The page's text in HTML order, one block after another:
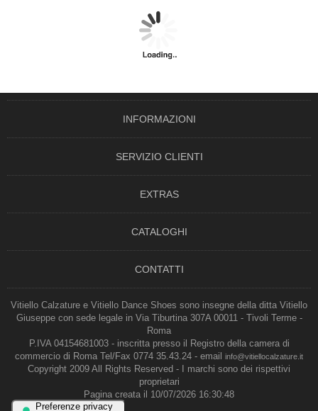
INFORMAZIONI
SERVIZIO CLIENTI
EXTRAS
CATALOGHI
CONTATTI
Vitiello Calzature e Vitiello Dance Shoes sono insegne della ditta Vitiello
Giuseppe con sede legale in Via Tiburtina 307A 00011 - Tivoli Terme -
Roma
P.IVA 04154681003 - inscritta presso il Registro della camera di
commercio di Roma Tel/Fax 0774 35.43.24 - email
info@vitiellocalzature.it
Copyright 2009 All Rights Reserved - I marchi sono dei rispettivi
proprietari
Pagina creata il 10/07/2026 16:30:48